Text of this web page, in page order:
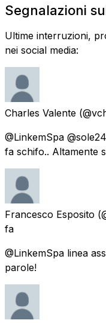
Segnalazioni
Ultime interruzioni,
nei social media:
Charles Valente
@LinkemSpa
fa schifo.. Altamente
Francesco Esposito
fa
@LinkemSpa linea
parole!